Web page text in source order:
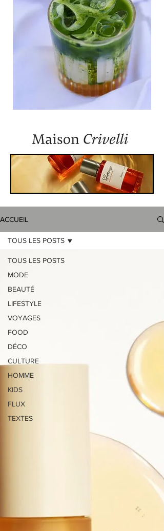
ACCUEIL
TOUS LES POSTS
MODE
BEAUTÉ
LIFESTYLE
VOYAGES
FOOD
DÉCO
CULTURE
HOMME
KIDS
FLUX
TEXTES
TOUS LES POSTS